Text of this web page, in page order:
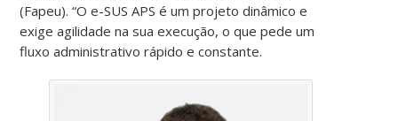
(Fapeu). “O e-SUS APS é um projeto dinâmico e
exige agilidade na sua execução, o que pede um
fluxo administrativo rápido e constante.